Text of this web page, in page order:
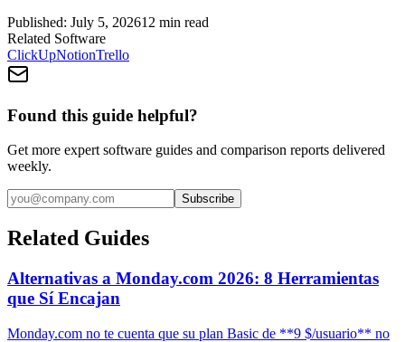
Published: July 5, 202612 min read
Related Software
ClickUpNotionTrello
Found this guide helpful?
Get more expert software guides and comparison reports delivered
weekly.
Subscribe
Related Guides
Alternativas a Monday.com 2026: 8 Herramientas
que Sí Encajan
Monday.com no te cuenta que su plan Basic de **9 $/usuario** no